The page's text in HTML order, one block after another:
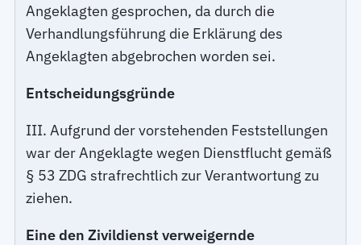
Angeklagten gesprochen, da durch die
Verhandlungsführung die Erklärung des
Angeklagten abgebrochen worden sei.
Entscheidungsgründe
III. Aufgrund der vorstehenden Feststellungen
war der Angeklagte wegen Dienstflucht gemäß
§ 53 ZDG strafrechtlich zur Verantwortung zu
ziehen.
Eine den Zivildienst verweigernde